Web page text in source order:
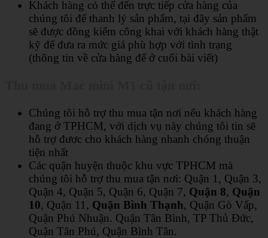
Khách hàng có thể đến trực tiếp cửa hàng của
chúng tôi để thanh lý sản phẩm, tại đây sản phẩm
sẽ được đồng kiểm công khai với khách hàng thật
kỹ để đưa ra mức giá phù hợp với tình trạng
(thông tin về cửa hàng để ở cuối bài viết)
Chúng tôi hỗ trợ thu mua tận nơi nếu khách hàng
đang ở TPHCM, với dịch vụ này chúng tôi tin sẽ
hỗ trợ đươc cho khách hàng nhanh chóng thuận
tiện nhất
Các quận huyện thuộc khu vực TPHCM mà
chúng tôi hỗ trợ thu mua tận nơi: Quận 1, Quận 3,
Quận 4, Quận 5, Quận 6, Quận 7, Quận 8, Quận
10, Quận 11, Quận Bình Thạnh, Quận Gò Vấp,
Quận Phú Nhuận. Quận Tân Bình, TP Thủ Đức,
Quận Tân Phú, Quận Bình Tân.